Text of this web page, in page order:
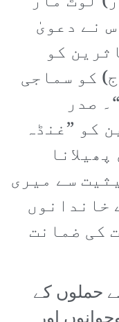
نے دعویٰ
کو
کو سماجی
صدر
کو ”غنڈہ
سے میری
خاندانوں
کی ضمانت
حملوں کے